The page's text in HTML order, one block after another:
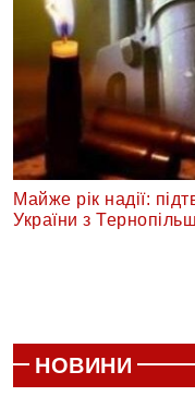
Майже рік надії:
України з
НОВИНИ